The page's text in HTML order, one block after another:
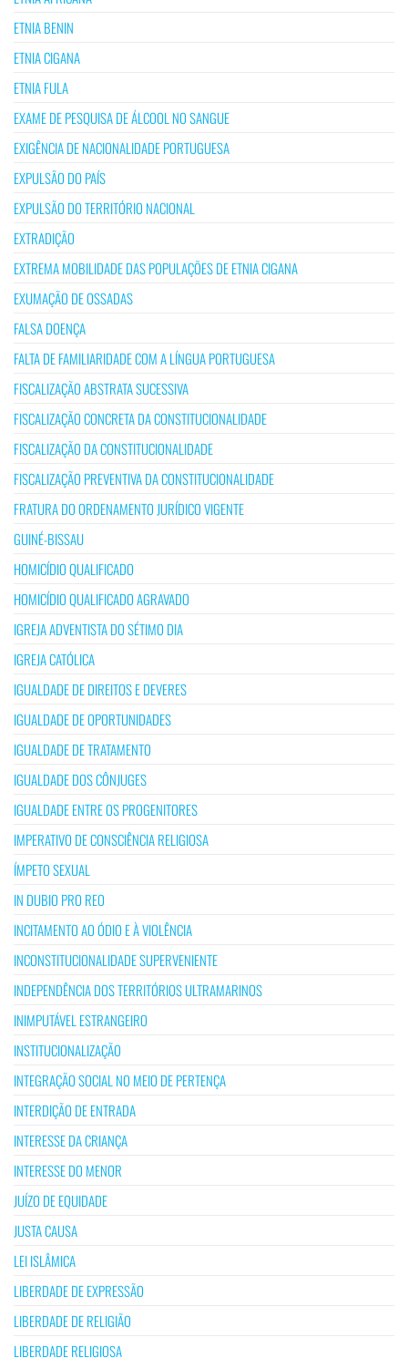
ETNIA BENIN
ETNIA CIGANA
ETNIA FULA
EXAME DE PESQUISA DE ÁLCOOL NO SANGUE
EXIGÊNCIA DE NACIONALIDADE PORTUGUESA
EXPULSÃO DO PAÍS
EXPULSÃO DO TERRITÓRIO NACIONAL
EXTRADIÇÃO
EXTREMA MOBILIDADE DAS POPULAÇÕES DE ETNIA CIGANA
EXUMAÇÃO DE OSSADAS
FALSA DOENÇA
FALTA DE FAMILIARIDADE COM A LÍNGUA PORTUGUESA
FISCALIZAÇÃO ABSTRATA SUCESSIVA
FISCALIZAÇÃO CONCRETA DA CONSTITUCIONALIDADE
FISCALIZAÇÃO DA CONSTITUCIONALIDADE
FISCALIZAÇÃO PREVENTIVA DA CONSTITUCIONALIDADE
FRATURA DO ORDENAMENTO JURÍDICO VIGENTE
GUINÉ-BISSAU
HOMICÍDIO QUALIFICADO
HOMICÍDIO QUALIFICADO AGRAVADO
IGREJA ADVENTISTA DO SÉTIMO DIA
IGREJA CATÓLICA
IGUALDADE DE DIREITOS E DEVERES
IGUALDADE DE OPORTUNIDADES
IGUALDADE DE TRATAMENTO
IGUALDADE DOS CÔNJUGES
IGUALDADE ENTRE OS PROGENITORES
IMPERATIVO DE CONSCIÊNCIA RELIGIOSA
ÍMPETO SEXUAL
IN DUBIO PRO REO
INCITAMENTO AO ÓDIO E À VIOLÊNCIA
INCONSTITUCIONALIDADE SUPERVENIENTE
INDEPENDÊNCIA DOS TERRITÓRIOS ULTRAMARINOS
INIMPUTÁVEL ESTRANGEIRO
INSTITUCIONALIZAÇÃO
INTEGRAÇÃO SOCIAL NO MEIO DE PERTENÇA
INTERDIÇÃO DE ENTRADA
INTERESSE DA CRIANÇA
INTERESSE DO MENOR
JUÍZO DE EQUIDADE
JUSTA CAUSA
LEI ISLÂMICA
LIBERDADE DE EXPRESSÃO
LIBERDADE DE RELIGIÃO
LIBERDADE RELIGIOSA